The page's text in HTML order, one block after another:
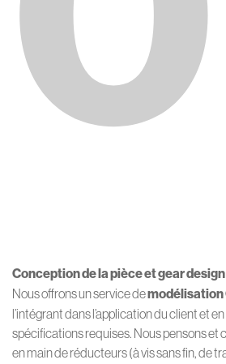
Conception de la pièce et gear design
Nous offrons un service demodélisation
l’intégrant dans l’application du client et
spécifications requises. Nous pensons et
en main de réducteurs (à vis sans fin, de